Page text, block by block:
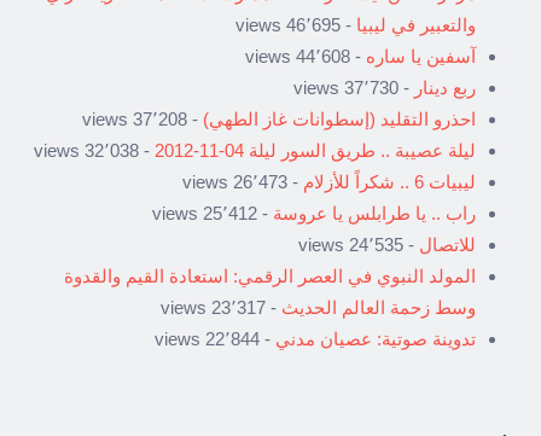
والتعبير في ليبيا - 46٬695 views
آسفين يا ساره - 44٬608 views
ربع دينار - 37٬730 views
احذرو التقليد (إسطوانات غاز الطهي) - 37٬208 views
ليلة عصيبة .. طريق السور ليلة 04-11-2012
- 32٬038 views
ليبيات 6 .. شكراً للأزلام
- 26٬473 views
راب .. يا طرابلس يا عروسة - 25٬412 views
للاتصال - 24٬535 views
المولد النبوي في العصر الرقمي: استعادة القيم والقدوة
وسط زحمة العالم الحديث - 23٬317 views
تدوينة صوتية: عصيان مدني - 22٬844 views